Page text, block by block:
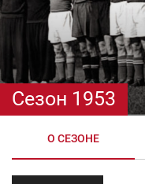
Сезон 1953
О СЕЗОНЕ